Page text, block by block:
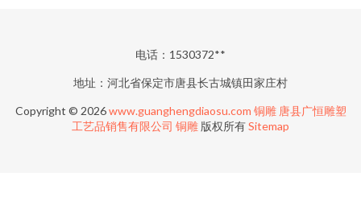
电话：1530372**
地址：河北省保定市唐县长古城镇田家庄村
Copyright © 2026www.guanghengdiaosu.com 铜雕 唐县广恒雕塑
工艺品销售有限公司 铜雕 版权所有Sitemap